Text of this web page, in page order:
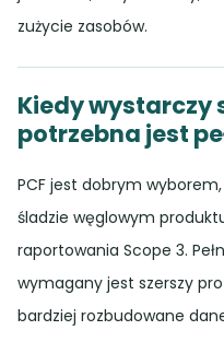
zużycie zasobów.
Kiedy wystarczy
potrzebna jest
PCF jest dobrym
śladzie węglowym
raportowania Scope 3.
wymagany jest szerszy
bardziej rozbudowane